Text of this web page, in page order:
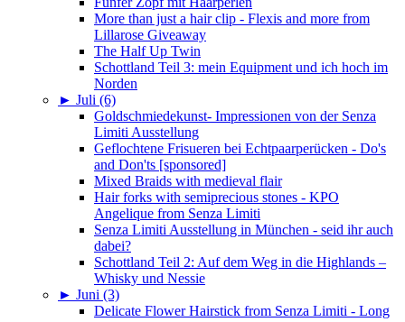
More than just a hair clip - Flexis and more from
Lillarose Giveaway
The Half Up Twin
Schottland Teil 3: mein Equipment und ich hoch im
Norden
► Juli (6)
Goldschmiedekunst- Impressionen von der Senza
Limiti Ausstellung
Geflochtene Frisueren bei Echtpaarperücken - Do's
and Don'ts [sponsored]
Mixed Braids with medieval flair
Hair forks with semiprecious stones - KPO
Angelique from Senza Limiti
Senza Limiti Ausstellung in München - seid ihr auch
dabei?
Schottland Teil 2: Auf dem Weg in die Highlands –
Whisky und Nessie
► Juni (3)
Delicate Flower Hairstick from Senza Limiti - Long